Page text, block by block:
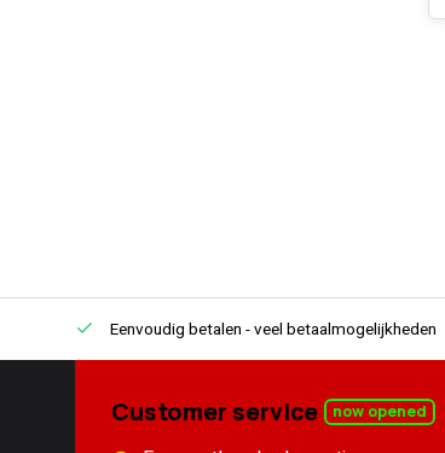
Eenvoudig betalen - veel betaalmogelijkheden
Customer service now opened